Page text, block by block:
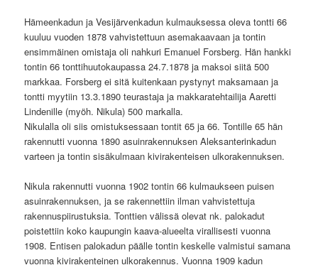
Hämeenkadun ja Vesijärvenkadun kulmauksessa oleva tontti 66
kuuluu vuoden 1878 vahvistettuun asemakaavaan ja tontin
ensimmäinen omistaja oli nahkuri Emanuel Forsberg. Hän hankki
tontin 66 tonttihuutokaupassa 24.7.1878 ja maksoi siitä 500
markkaa. Forsberg ei sitä kuitenkaan pystynyt maksamaan ja
tontti myytiin 13.3.1890 teurastaja ja makkaratehtailija Aaretti
Lindenille (myöh. Nikula) 500 markalla.
Nikulalla oli siis omistuksessaan tontit 65 ja 66. Tontille 65 hän
rakennutti vuonna 1890 asuinrakennuksen Aleksanterinkadun
varteen ja tontin sisäkulmaan kivirakenteisen ulkorakennuksen.
Nikula rakennutti vuonna 1902 tontin 66 kulmaukseen puisen
asuinrakennuksen, ja se rakennettiin ilman vahvistettuja
rakennuspiirustuksia. Tonttien välissä olevat nk. palokadut
poistettiin koko kaupungin kaava-alueelta virallisesti vuonna
1908. Entisen palokadun päälle tontin keskelle valmistui samana
vuonna kivirakenteinen ulkorakennus. Vuonna 1909 kadun